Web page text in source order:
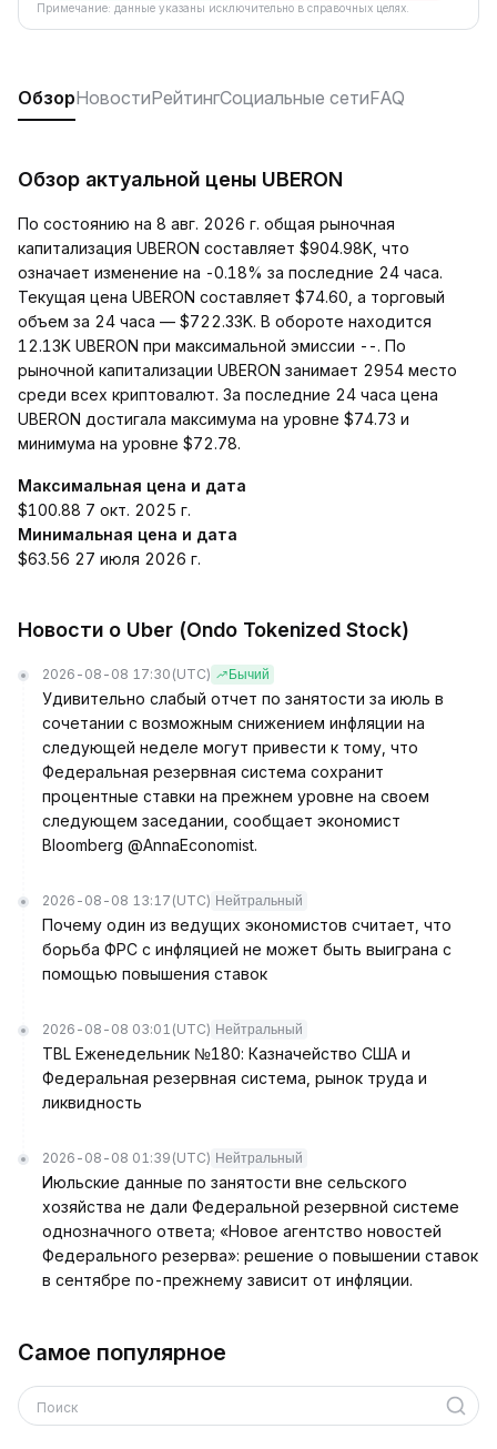
Примечание: данные указаны исключительно в справочных целях.
ОбзорНовостиРейтингСоциальные сетиFAQ
Обзор актуальной цены UBERON
По состоянию на 8 авг. 2026 г. общая рыночная
капитализация UBERON составляет $904.98K, что
означает изменение на -0.18% за последние 24 часа.
Текущая цена UBERON составляет $74.60, а торговый
объем за 24 часа — $722.33K. В обороте находится
12.13K UBERON при максимальной эмиссии --. По
рыночной капитализации UBERON занимает 2954 место
среди всех криптовалют. За последние 24 часа цена
UBERON достигала максимума на уровне $74.73 и
минимума на уровне $72.78.
Максимальная цена и дата
$100.88 7 окт. 2025 г.
Минимальная цена и дата
$63.56 27 июля 2026 г.
Новости о Uber (Ondo Tokenized Stock)
2026-08-08 17:30 (UTC) Бычий
Удивительно слабый отчет по занятости за июль в
сочетании с возможным снижением инфляции на
следующей неделе могут привести к тому, что
Федеральная резервная система сохранит
процентные ставки на прежнем уровне на своем
следующем заседании, сообщает экономист
Bloomberg @AnnaEconomist.
2026-08-08 13:17 (UTC) Нейтральный
Почему один из ведущих экономистов считает, что
борьба ФРС с инфляцией не может быть выиграна с
помощью повышения ставок
2026-08-08 03:01 (UTC) Нейтральный
TBL Еженедельник №180: Казначейство США и
Федеральная резервная система, рынок труда и
ликвидность
2026-08-08 01:39 (UTC) Нейтральный
Июльские данные по занятости вне сельского
хозяйства не дали Федеральной резервной системе
однозначного ответа; «Новое агентство новостей
Федерального резерва»: решение о повышении ставок
в сентябре по-прежнему зависит от инфляции.
Самое популярное
Поиск